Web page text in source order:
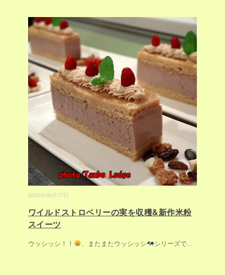
2026年06月17日
ワイルドストロベリーの実を収穫&新作米粉
スイーツ
ウッシッシ！！ 、またまたウッシッシ シリーズで...